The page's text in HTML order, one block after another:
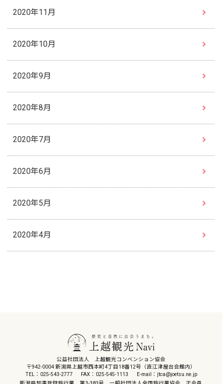
2020年11月
2020年10月
2020年9月
2020年8月
2020年7月
2020年6月
2020年5月
2020年4月
公益社団法人 上越観光コンベンション協会
〒942-0004 新潟県上越市西本町4丁目18番12号（直江津屋台会館内）
TEL：025-543-2777
FAX：025-545-1113
E-mail：jtca@joetsu.ne.jp